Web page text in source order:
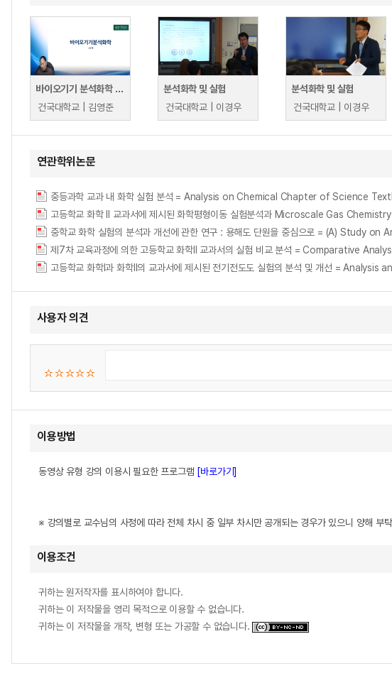
바이오기기 분석화학 및 실험
건국대학교 | 김영준
분석화학 및 실험
건국대학교 | 이경우
분석화학 및 실험
건국대학교 | 이경우
연관학위논문
중등과학 교과 내 화학 실험 분석 = Analysis on Chemical Chapter of Science
중학교 화학 실험의 분석과 개선에 관한 연구 : 용해도 단원을 중심으로 = (A)
제7차 교육과정에 의한 고등학교 화학II 교과서의 실험 비교 분석 =
고등학교 화학Ⅰ과 화학Ⅱ의 교과서에 제시된 전기전도도 실험의 분석 및 개선 =
사용자 의견
이용방법
동영상 유형 강의 이용시 필요한 프로그램 [바로가기]
※ 강의별로 교수님의 사정에 따라 전체 차시 중 일부 차시만 공개되는 경우가 있으니 양해 부
이용조건
귀하는 원저작자를 표시하여야 합니다.
귀하는 이 저작물을 영리 목적으로 이용할 수 없습니다.
귀하는 이 저작물을 개작, 변형 또는 가공할 수 없습니다.